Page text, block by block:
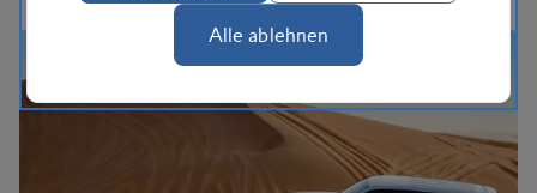
Alle ablehnen